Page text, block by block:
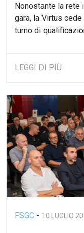
Nonostante la rete
gara, la Virtus
turno di
LEGGI DI PIÙ
FSGC - 10 LUGLIO